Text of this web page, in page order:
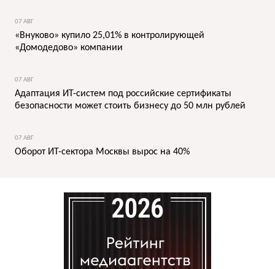
07 АВГ
«Внуково» купило 25,01% в контролирующей
«Домодедово» компании
07 АВГ
Адаптация ИТ-систем под российские сертификаты
безопасности может стоить бизнесу до 50 млн рублей
07 АВГ
Оборот ИТ-сектора Москвы вырос на 40%